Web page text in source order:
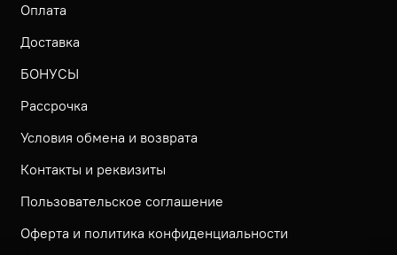
Оплата
Доставка
БОНУСЫ
Рассрочка
Условия обмена и возврата
Контакты и реквизиты
Пользовательское соглашение
Оферта и политика конфиденциальности